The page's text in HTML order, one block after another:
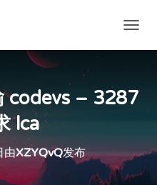
换
codevs – 3287
lca
由XZYQvQ发布